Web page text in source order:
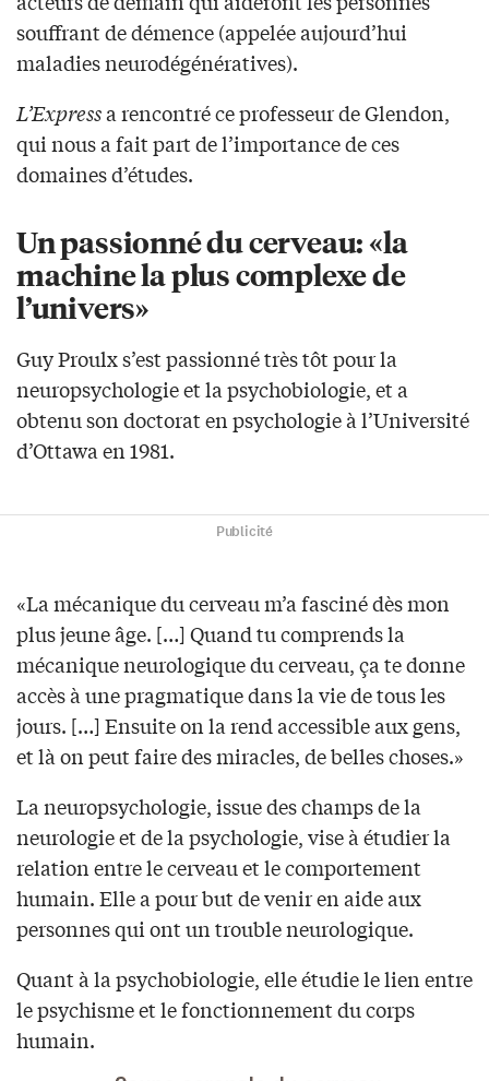
souffrant de démence (appelée aujourd’hui
maladies neurodégénératives).
L’Expressa rencontré ce professeur de Glendon,
qui nous a fait part de l’importance de ces
domaines d’études.
Un passionné du cerveau: «la
machine la plus complexe de
l’univers»
Guy Proulx s’est passionné très tôt pour la
neuropsychologie et la psychobiologie, et a
obtenu son doctorat en psychologie à l’Université
d’Ottawa en 1981.
Publicité
«La mécanique du cerveau m’a fasciné dès mon
plus jeune âge. […] Quand tu comprends la
mécanique neurologique du cerveau, ça te donne
accès à une pragmatique dans la vie de tous les
jours. […] Ensuite on la rend accessible aux gens,
et là on peut faire des miracles, de belles choses.»
La neuropsychologie, issue des champs de la
neurologie et de la psychologie, vise à étudier la
relation entre le cerveau et le comportement
humain. Elle a pour but de venir en aide aux
personnes qui ont un trouble neurologique.
Quant à la psychobiologie, elle étudie le lien entre
le psychisme et le fonctionnement du corps
humain.